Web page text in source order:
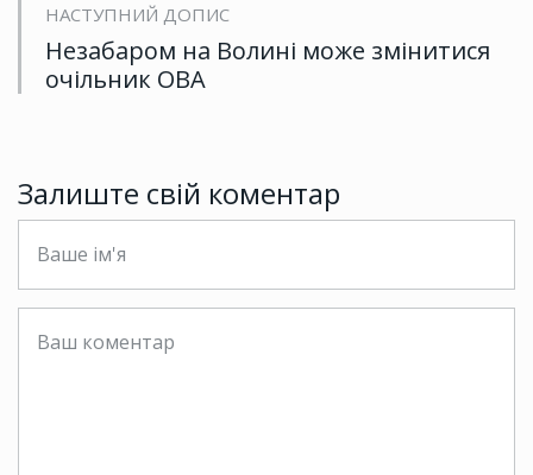
НАСТУПНИЙ ДОПИС
Незабаром на Волині може змінитися
очільник ОВА
Залиште свій коментар